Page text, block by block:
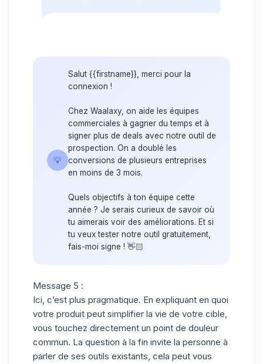
💡
Salut {{firstname}}, merci pour la
connexion !
Chez Waalaxy, on aide les équipes
commerciales à gagner du temps et à
signer plus de deals avec notre outil de
prospection. On a doublé les
conversions de plusieurs entreprises
en moins de 3 mois.
Quels objectifs à ton équipe cette
année ? Je serais curieux de savoir où
tu aimerais voir des améliorations. Et si
tu veux tester notre outil gratuitement,
fais-moi signe ! 👋🏻
Message 5 :
Ici, c’est plus pragmatique. En expliquant en quoi
votre produit peut simplifier la vie de votre cible,
vous touchez directement un point de douleur
commun. La question à la fin invite la personne à
parler de ses outils existants, cela peut vous